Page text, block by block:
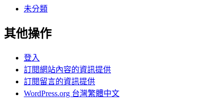
未分類
其他操作
登入
訂閱網站內容的資訊提供
訂閱留言的資訊提供
WordPress.org 台灣繁體中文